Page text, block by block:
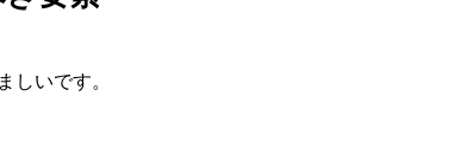
しいです。